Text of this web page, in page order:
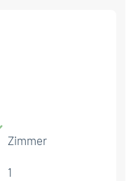
Zimmer
1